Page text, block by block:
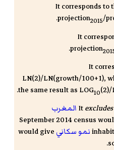
It corresponds
projection2015/
It
projection
It
LN(2)/LN(growth/100+1),
the same result as LOG10(2)/
Itexcludes
المغرب
September 2014 census
نمو سكاني would give